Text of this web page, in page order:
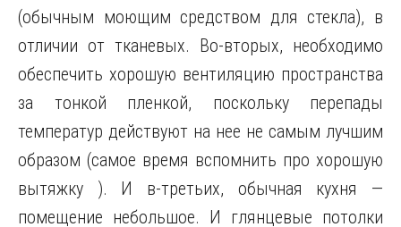
(обычным моющим средством для стекла), в
отличии от тканевых. Во-вторых, необходимо
обеспечить хорошую вентиляцию пространства
за тонкой пленкой, поскольку перепады
температур действуют на нее не самым лучшим
образом (самое время вспомнить про хорошую
вытяжку ). И в-третьих, обычная кухня —
помещение небольшое. И глянцевые потолки